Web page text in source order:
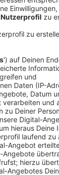
19.11.2024 14:05
ausgelaufen.
jetzt zu tun
Grüne das
Stadt zu
laut
in der
erledigt